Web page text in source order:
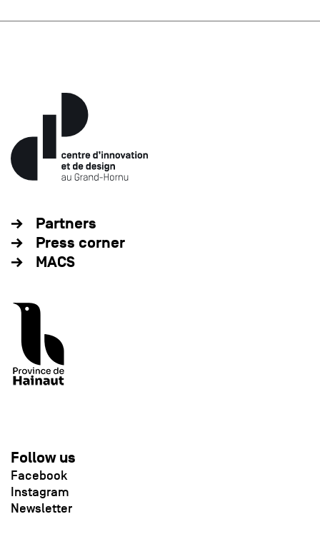
Partners
Press corner
MACS
Follow us
Facebook
Instagram
Newsletter